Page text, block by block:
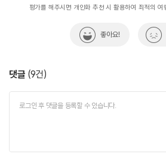
평가를 해주시면 개인화 추천 시 활용하여 최적의 여
좋아요!
댓글 (9건)